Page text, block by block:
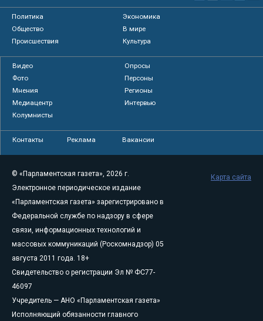
Политика
Экономика
Общество
В мире
Происшествия
Культура
Видео
Опросы
Фото
Персоны
Мнения
Регионы
Медиацентр
Интервью
Колумнисты
Контакты Реклама Вакансии
© «Парламентская газета», 2026 г.
Электронное периодическое издание
«Парламентская газета» зарегистрировано в
Федеральной службе по надзору в сфере
связи, информационных технологий и
массовых коммуникаций (Роскомнадзор) 05
августа 2011 года. 18+
Свидетельство о регистрации Эл № ФС77-
46097
Учредитель — АНО «Парламентская газета»
Исполняющий обязанности главного
Карта сайта